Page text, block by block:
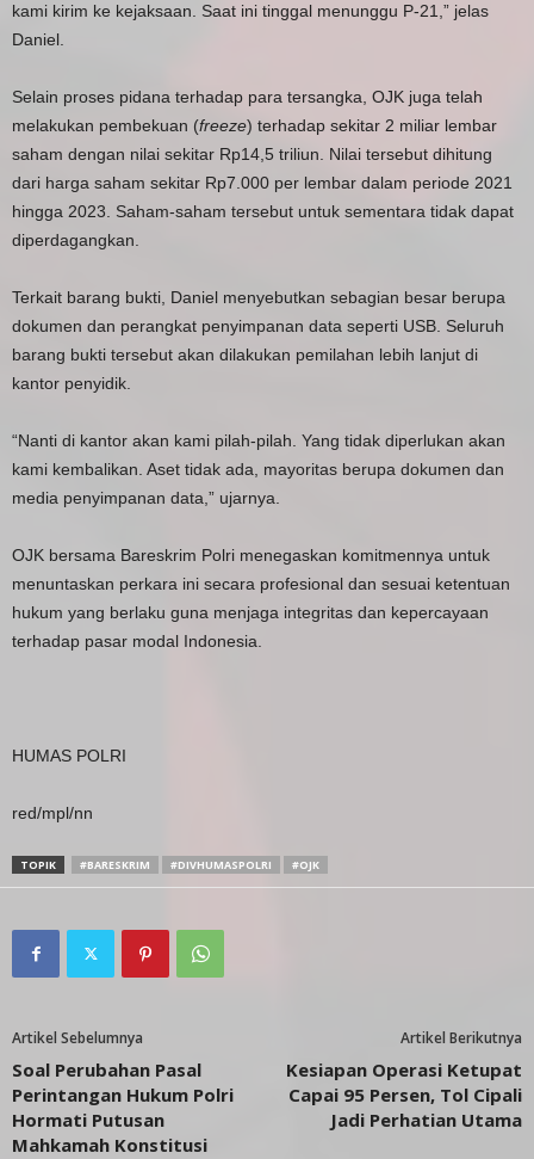
kami kirim ke kejaksaan. Saat ini tinggal menunggu P-21,” jelas
Daniel.
Selain proses pidana terhadap para tersangka, OJK juga telah
melakukan pembekuan (freeze) terhadap sekitar 2 miliar lembar
saham dengan nilai sekitar Rp14,5 triliun. Nilai tersebut dihitung
dari harga saham sekitar Rp7.000 per lembar dalam periode 2021
hingga 2023. Saham-saham tersebut untuk sementara tidak dapat
diperdagangkan.
Terkait barang bukti, Daniel menyebutkan sebagian besar berupa
dokumen dan perangkat penyimpanan data seperti USB. Seluruh
barang bukti tersebut akan dilakukan pemilahan lebih lanjut di
kantor penyidik.
“Nanti di kantor akan kami pilah-pilah. Yang tidak diperlukan akan
kami kembalikan. Aset tidak ada, mayoritas berupa dokumen dan
media penyimpanan data,” ujarnya.
OJK bersama Bareskrim Polri menegaskan komitmennya untuk
menuntaskan perkara ini secara profesional dan sesuai ketentuan
hukum yang berlaku guna menjaga integritas dan kepercayaan
terhadap pasar modal Indonesia.
HUMAS POLRI
red/mpl/nn
TOPIK #BARESKRIM #DIVHUMASPOLRI #OJK
Artikel Sebelumnya
Soal Perubahan Pasal
Perintangan Hukum Polri
Hormati Putusan
Mahkamah Konstitusi
Artikel Berikutnya
Kesiapan Operasi Ketupat
Capai 95 Persen, Tol Cipali
Jadi Perhatian Utama